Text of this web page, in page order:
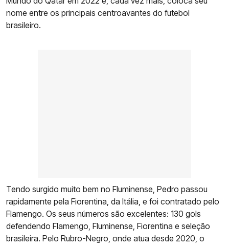
nome entre os principais centroavantes do futebol
brasileiro.
Tendo surgido muito bem no Fluminense, Pedro passou
rapidamente pela Fiorentina, da Itália, e foi contratado pelo
Flamengo. Os seus números são excelentes: 130 gols
defendendo Flamengo, Fluminense, Fiorentina e seleção
brasileira. Pelo Rubro-Negro, onde atua desde 2020, o